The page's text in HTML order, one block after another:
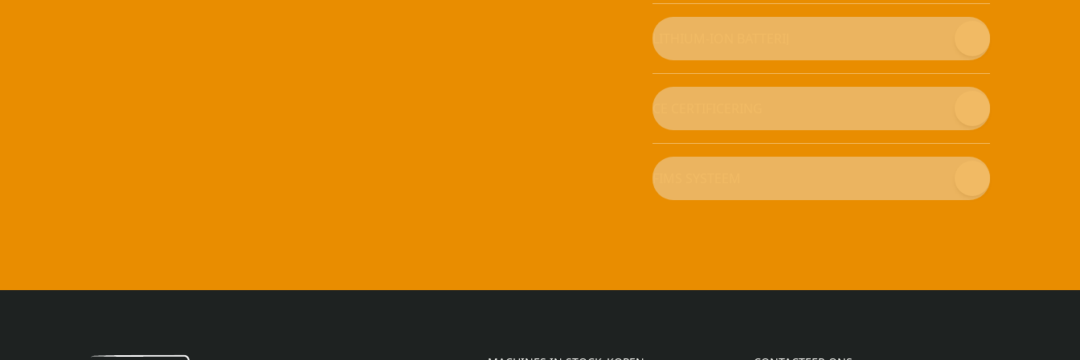
LITHIUM-ION BATTERIJ
CE CERTIFICERING
FIMS SYSTEEM